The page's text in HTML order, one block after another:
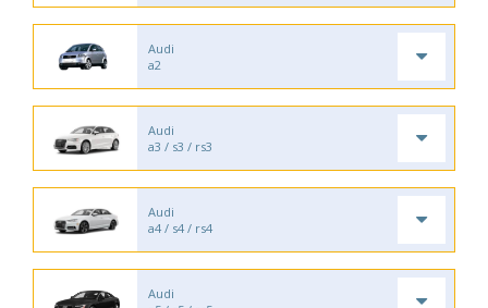
Audi
a2
Audi
a3 / s3 / rs3
Audi
a4 / s4 / rs4
Audi